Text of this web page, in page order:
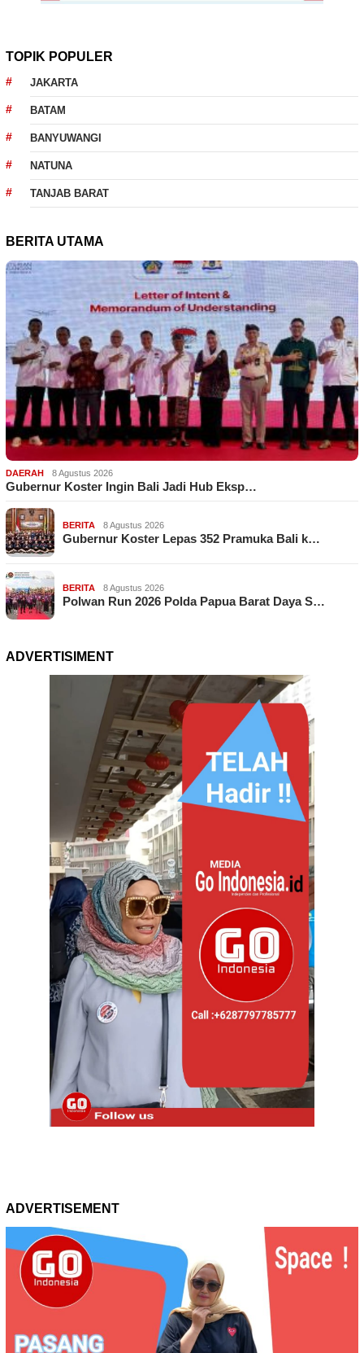
TOPIK POPULER
JAKARTA
BATAM
BANYUWANGI
NATUNA
TANJAB BARAT
BERITA UTAMA
DAERAH 8 Agustus 2026
Gubernur Koster Ingin Bali Jadi Hub Eksp…
BERITA 8 Agustus 2026
Gubernur Koster Lepas 352 Pramuka Bali k…
BERITA 8 Agustus 2026
Polwan Run 2026 Polda Papua Barat Daya S…
ADVERTISIMENT
ADVERTISEMENT